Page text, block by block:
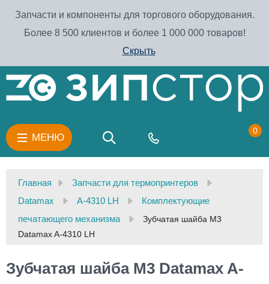
Запчасти и компоненты для торгового оборудования.
Более 8 500 клиентов и более 1 000 000 товаров!
Скрыть
МЕНЮ
0
Главная
Запчасти для термопринтеров
Datamax
A-4310 LH
Комплектующие
печатающего механизма
Зубчатая шайба М3
Datamax A-4310 LH
Зубчатая шайба М3 Datamax A-